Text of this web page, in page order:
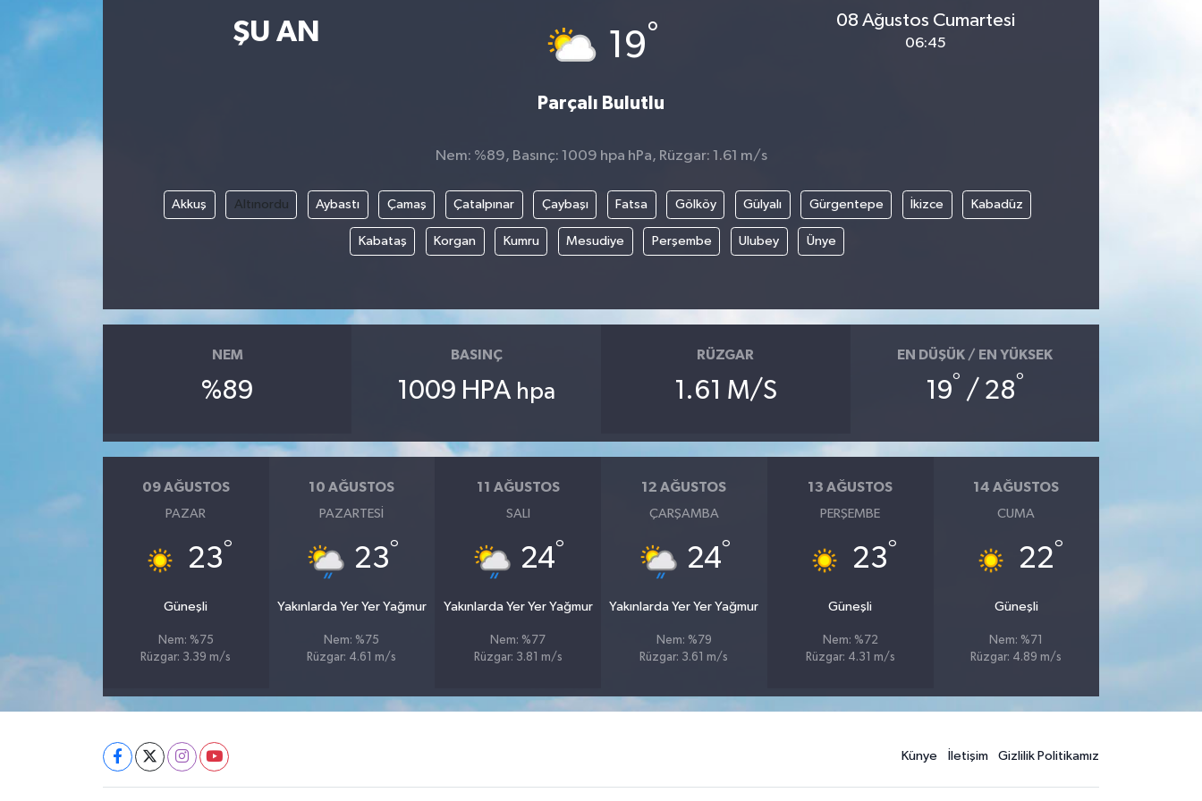
ŞU AN 19°
Parçalı Bulutlu
08 Ağustos Cumartesi
06:45
Nem: %89, Basınç: 1009 hpa hPa, Rüzgar: 1.61 m/s
Akkuş Altınordu Aybastı Çamaş Çatalpınar Çaybaşı Fatsa Gölköy Gülyalı Gürgentepe İkizce Kabadüz
Kabataş Korgan Kumru Mesudiye Perşembe Ulubey Ünye
NEM
%89
BASINÇ
1009 HPA hpa
RÜZGAR
1.61 M/S
EN DÜŞÜK / EN YÜKSEK
19° / 28°
09 AĞUSTOS
PAZAR
23°
Güneşli
Nem: %75
Rüzgar: 3.39 m/s
10 AĞUSTOS
PAZARTESI
23°
Yakınlarda Yer Yer Yağmur
Nem: %75
Rüzgar: 4.61 m/s
11 AĞUSTOS
SALI
24°
Yakınlarda Yer Yer Yağmur
Nem: %77
Rüzgar: 3.81 m/s
12 AĞUSTOS
ÇARŞAMBA
24°
Yakınlarda Yer Yer Yağmur
Nem: %79
Rüzgar: 3.61 m/s
13 AĞUSTOS
PERŞEMBE
23°
Güneşli
Nem: %72
Rüzgar: 4.31 m/s
14 AĞUSTOS
CUMA
22°
Güneşli
Nem: %71
Rüzgar: 4.89 m/s
Künye İletişim Gizlilik Politikamız